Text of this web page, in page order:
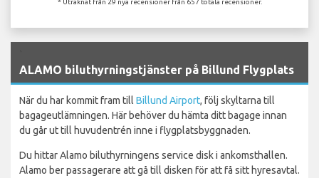
ALAMO biluthyrningstjänster på Billund Flygplats
När du har kommit fram till Billund Airport, följ skyltarna till
bagageutlämningen. Här behöver du hämta ditt bagage innan
du går ut till huvudentrén inne i flygplatsbyggnaden.
Du hittar Alamo biluthyrningens service disk i ankomsthallen.
Alamo ber passagerare att gå till disken för att få sitt hyresavtal.